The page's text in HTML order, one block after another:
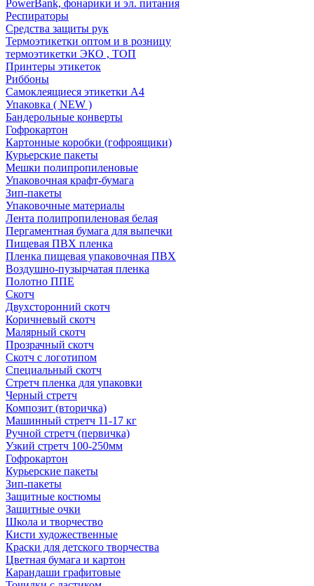
PowerBank, фонарики и эл. питания
Респираторы
Средства защиты рук
Термоэтикетки оптом и в розницу
термоэтикетки ЭКО , ТОП
Принтеры этикеток
Риббоны
Самоклеящиеся этикетки А4
Упаковка ( NEW )
Бандерольные конверты
Гофрокартон
Картонные коробки (гофроящики)
Курьерские пакеты
Мешки полипропиленовые
Упаковочная крафт-бумага
Зип-пакеты
Упаковочные материалы
Лента полипропиленовая белая
Пергаментная бумага для выпечки
Пищевая ПВХ пленка
Пленка пищевая упаковочная ПВХ
Воздушно-пузырчатая пленка
Полотно ППЕ
Скотч
Двухсторонний скотч
Коричневый скотч
Малярный скотч
Прозрачный скотч
Скотч с логотипом
Специальный скотч
Стретч пленка для упаковки
Черный стретч
Композит (вторичка)
Машинный стретч 11-17 кг
Ручной стретч (первичка)
Узкий стретч 100-250мм
Гофрокартон
Курьерские пакеты
Зип-пакеты
Защитные костюмы
Защитные очки
Школа и творчество
Кисти художественные
Краски для детского творчества
Цветная бумага и картон
Карандаши графитовые